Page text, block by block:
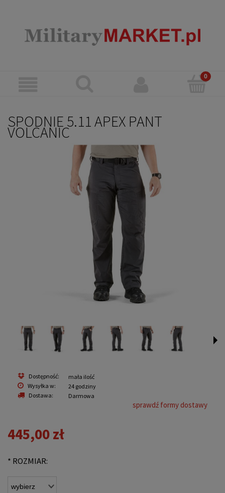
SPODNIE 5.11 APEX PANT
VOLCANIC
Dostępność:
mała ilość
Wysyłka w:
24 godziny
Dostawa:
Darmowa
sprawdź formy dostawy
445,00 zł
* ROZMIAR: